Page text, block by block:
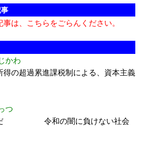
は、こちらをごらんください。
かわ
の超過累進課税制による、資本主義
つ
だ 令和の闇に負けない社会